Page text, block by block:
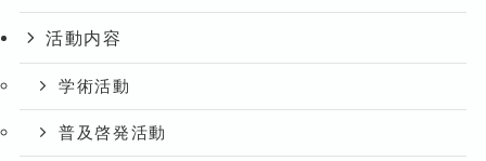
活動内容
学術活動
普及啓発活動